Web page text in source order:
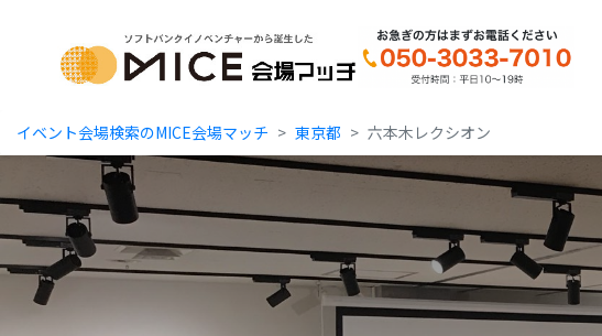
MICE Platform
イベント会場検索のMICE会場マッチ 東京都 六本木レクシオン